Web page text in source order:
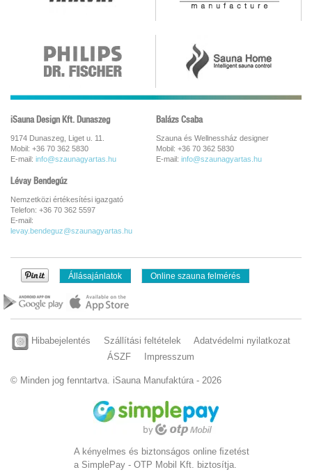
iSauna Design Kft. Dunaszeg
9174 Dunaszeg, Liget u. 11.
Mobil: +36 70 362 5830
E-mail: info@szaunagyartas.hu
Balázs Csaba
Szauna és Wellnessház designer
Mobil: +36 70 362 5830
E-mail: info@szaunagyartas.hu
Lévay Bendegúz
Nemzetközi értékesítési igazgató
Telefon: +36 70 362 5597
E-mail:
levay.bendeguz@szaunagyartas.hu
Állásajánlatok Online szauna felmérés
Hibabejelentés Szállítási feltételek
Adatvédelmi nyilatkozat
ÁSZF
Impresszum
© Minden jog fenntartva. iSauna Manufaktúra - 2026
A kényelmes és biztonságos online ﬁzetést
a SimplePay - OTP Mobil Kft. biztosítja.